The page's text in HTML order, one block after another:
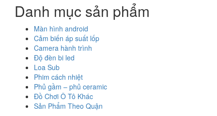
Danh mục sản phẩm
Màn hình android
Cảm biến áp suất lốp
Camera hành trình
Độ đèn bi led
Loa Sub
Phim cách nhiệt
Phủ gầm – phủ ceramic
Đồ Chơi Ô Tô Khác
Sản Phẩm Theo Quận